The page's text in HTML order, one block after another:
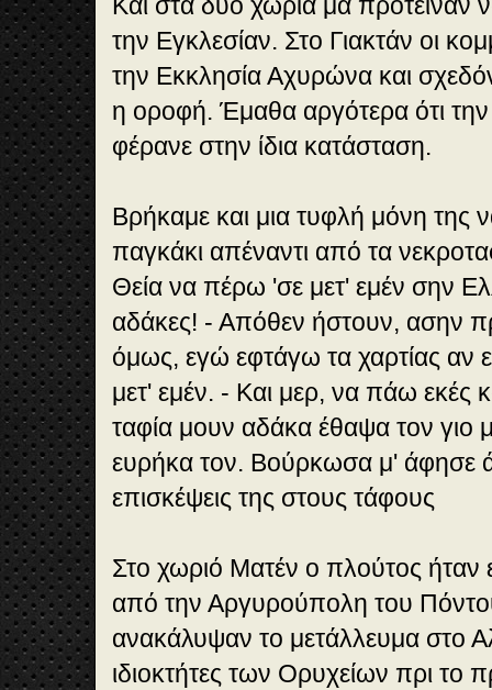
την Εγκλεσίαν. Στο Γιακτάν οι
την Εκκλησία Αχυρώνα και
η οροφή. Έμαθα αργότερα ότι την
φέρανε στην ίδια κατάσταση.
Βρήκαμε και μια τυφλή μόνη της
παγκάκι απέναντι από τα
Θεία να πέρω 'σε μετ' εμέν σην
αδάκες! - Απόθεν ήστουν, ασην
όμως, εγώ εφτάγω τα χαρτίας αν
μετ' εμέν. - Και μερ, να πάω εκές
ταφία μουν αδάκα έθαψα τον
ευρήκα τον. Βούρκωσα μ' άφησε
επισκέψεις της στους τάφους
Στο χωριό Ματέν ο πλούτος ήταν
από την Αργυρούπολη του
ανακάλυψαν το μετάλλευμα στο
ιδιοκτήτες των Ορυχείων πρι το